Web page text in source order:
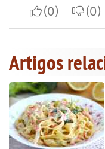
I apreciate
I
Artigos